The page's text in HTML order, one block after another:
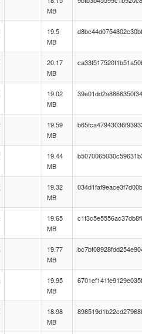
MB
19.5
MB
20.17
MB
19.02
MB
19.59
MB
19.44
MB
19.32
MB
19.65
MB
19.77
MB
19.95
MB
18.98
MB